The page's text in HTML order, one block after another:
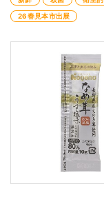
26春見本市出展